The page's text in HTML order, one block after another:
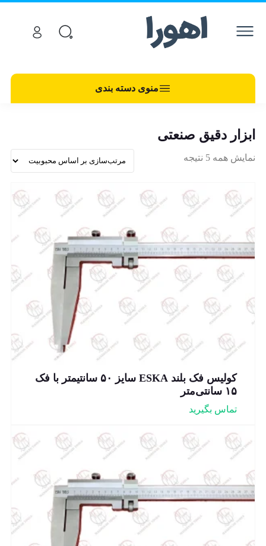
منوی دسته بندی
ابزار دقیق صنعتی
نمایش همه 5 نتیجه
کولیس فک بلند ESKA سایز ۵۰ سانتیمتر با فک
۱۵ سانتی‌متر
تماس بگیرید